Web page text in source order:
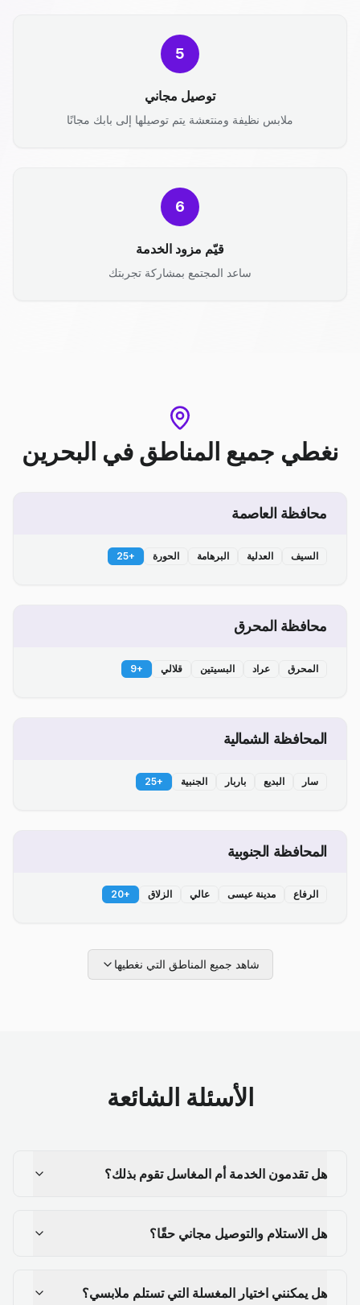
5
توصيل مجاني
ملابس نظيفة ومنتعشة يتم توصيلها إلى بابك مجانًا
6
قيّم مزود الخدمة
ساعد المجتمع بمشاركة تجربتك
نغطي جميع المناطق في البحرين
محافظة العاصمة
السيف العدلية البرهامة الحورة +
25
محافظة المحرق
المحرق عراد البسيتين قلالي +
9
المحافظة الشمالية
سار البديع باربار الجنبية +
25
المحافظة الجنوبية
الرفاع مدينة عيسى عالي الزلاق +
20
شاهد جميع المناطق التي نغطيها
الأسئلة الشائعة
هل تقدمون الخدمة أم المغاسل تقوم بذلك؟
هل الاستلام والتوصيل مجاني حقًا؟
هل يمكنني اختيار المغسلة التي تستلم ملابسي؟